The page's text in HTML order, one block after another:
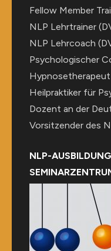
Fellow Member
NLP Lehrtrainer
NLP Lehrcoach
Psychologischer
Hypnosetherapeut
Heilpraktiker für
Dozent an der
Vorsitzender des
NLP-